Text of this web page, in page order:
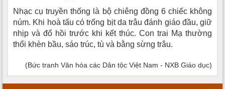
Nhạc cụ truyền thống là bộ chiêng đồng 6 chiếc không
núm. Khi hoà tấu có trống bịt da trâu đánh giáo đầu, giữ
nhịp và đổ hồi trước khi kết thúc. Con trai Mạ thường
thổi khèn bầu, sáo trúc, tù và bằng sừng trâu.
(Bức tranh Văn hóa các Dân tộc Việt Nam - NXB Giáo dục)